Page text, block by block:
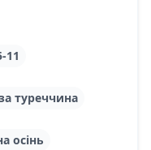
11
туреччина
осінь